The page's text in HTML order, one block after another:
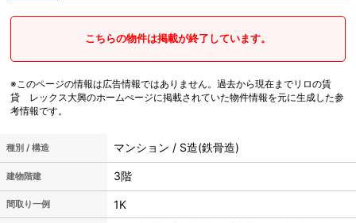
こちらの物件は掲載が終了しています。
※このページの情報は広告情報ではありません。過去から現在までリロの賃
貸 レックス大興のホームぺージに掲載されていた物件情報を元に生成した参
考情報です。
種別 / 構造 マンション / S造(鉄骨造)
建物階建 3階
間取り一例 1K